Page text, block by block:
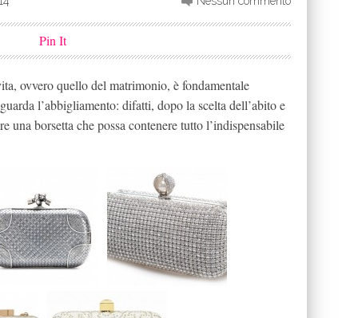
Pin It
ovvero quello del matrimonio, è fondamentale
l’abbigliamento: difatti, dopo la scelta dell’abito e
una borsetta che possa contenere tutto l’indispensabile